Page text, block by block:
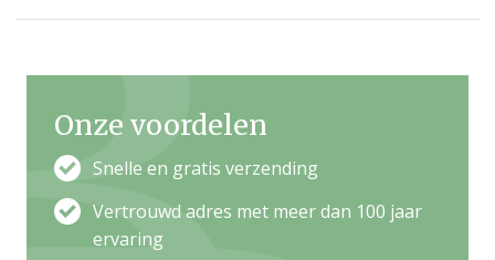
topseller. De basis...
Onze voordelen
Snelle en gratis verzending
Vertrouwd adres met meer dan 100 jaar
ervaring